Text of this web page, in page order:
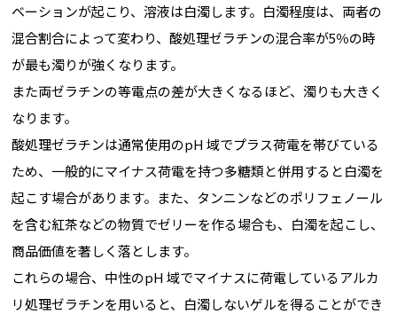
ベーションが起こり、溶液は白濁します。白濁程度は、両者の
混合割合によって変わり、酸処理ゼラチンの混合率が5％の時
が最も濁りが強くなります。
また両ゼラチンの等電点の差が大きくなるほど、濁りも大きく
なります。
酸処理ゼラチンは通常使用のpH 域でプラス荷電を帯びている
ため、一般的にマイナス荷電を持つ多糖類と併用すると白濁を
起こす場合があります。また、タンニンなどのポリフェノール
を含む紅茶などの物質でゼリーを作る場合も、白濁を起こし、
商品価値を著しく落とします。
これらの場合、中性のpH 域でマイナスに荷電しているアルカ
リ処理ゼラチンを用いると、白濁しないゲルを得ることができ